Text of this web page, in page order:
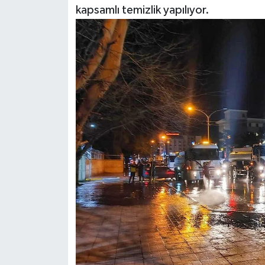
kapsamlı temizlik yapılıyor.